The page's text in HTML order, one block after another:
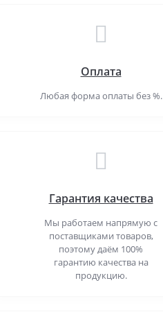
Оплата
Любая форма оплаты без %.
Гарантия качества
Мы работаем напрямую с
поставщиками товаров,
поэтому даём 100%
гарантию качества на
продукцию.